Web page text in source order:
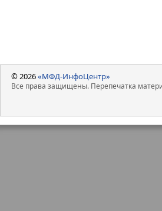
© 2026«МФД-ИнфоЦентр»
Все права защищены. Перепечатка